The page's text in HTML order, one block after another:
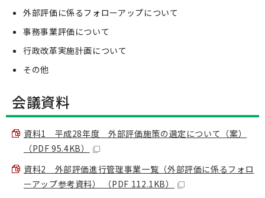
外部評価に係るフォローアップについて
事務事業評価について
行政改革実施計画について
その他
会議資料
資料1 平成28年度 外部評価施策の選定について（案）
（PDF 95.4KB）
資料2 外部評価進行管理事業一覧（外部評価に係るフォロ
ーアップ参考資料） （PDF 112.1KB）